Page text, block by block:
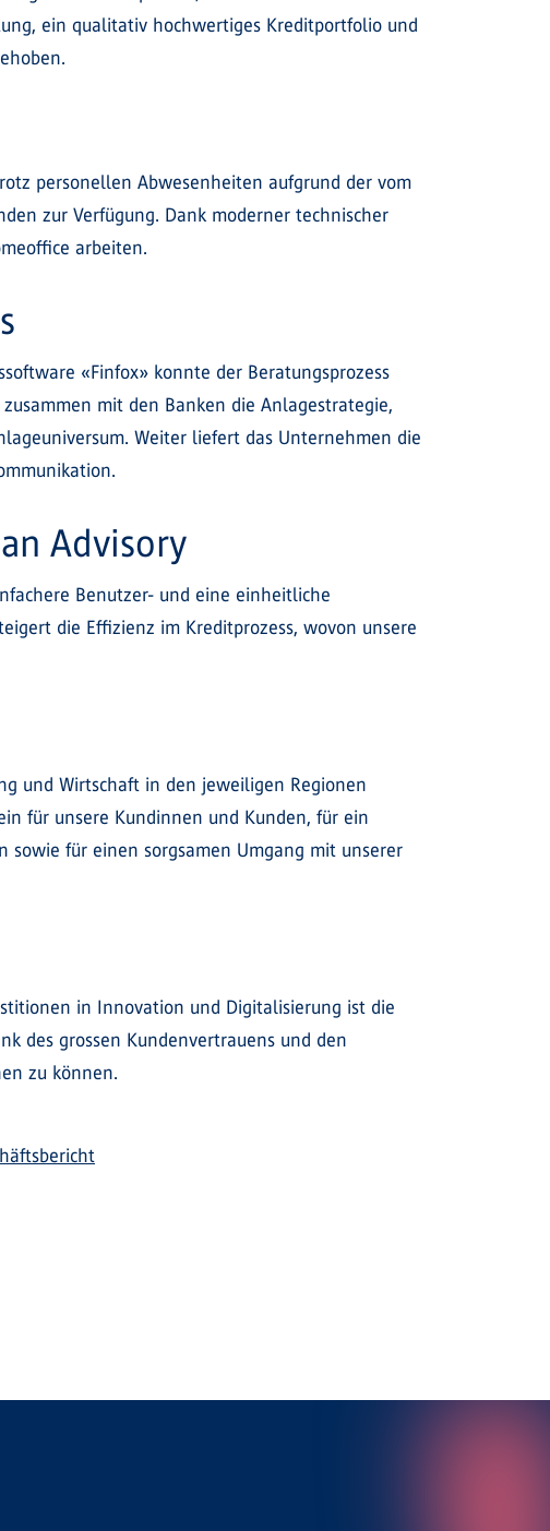
ein qualitativ hochwertiges Kreditportfolio und
personellen Abwesenheiten aufgrund der vom
zur Verfügung. Dank moderner technischer
arbeiten.
«Finfox» konnte der Beratungsprozess
mit den Banken die Anlagestrategie,
Weiter liefert das Unternehmen die
Advisory
Benutzer- und eine einheitliche
die Effizienz im Kreditprozess, wovon unsere
und Wirtschaft in den jeweiligen Regionen
für unsere Kundinnen und Kunden, für ein
für einen sorgsamen Umgang mit unserer
in Innovation und Digitalisierung ist die
des grossen Kundenvertrauens und den
zu können.